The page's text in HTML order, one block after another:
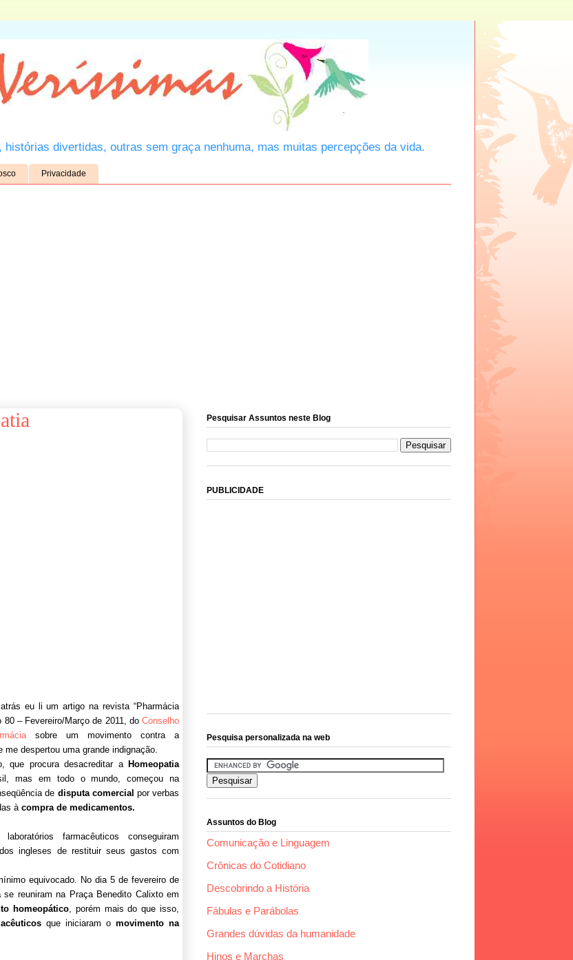
divertidas, outras sem graça nenhuma, mas muitas percepções da vida.
Privacidade
eu li um artigo na revista “Pharmácia
80 – Fevereiro/Março de 2011, do Conselho
sobre um movimento contra a
me despertou uma grande indignação.
que procura desacreditar a Homeopatia
mas em todo o mundo, começou na
de disputa comercial por verbas
à compra de medicamentos.
farmacêuticos conseguiram
ingleses de restituir seus gastos com
equivocado. No dia 5 de fevereiro de
se reuniram na Praça Benedito Calixto em
homeopático , porém mais do que isso,
que iniciaram omovimento na
Pesquisar Assuntos neste Blog
PUBLICIDADE
Pesquisa personalizada na web
Assuntos do Blog
Comunicação e Linguagem
Crônicas do Cotidiano
Descobrindo a História
Fábulas e Parábolas
Grandes dúvidas da humanidade
Hinos e Marchas